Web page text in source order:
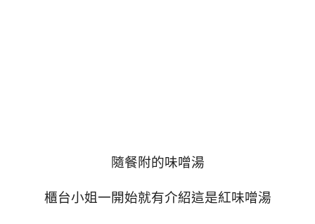
隨餐附的味噌湯
櫃台小姐一開始就有介紹這是紅味噌湯